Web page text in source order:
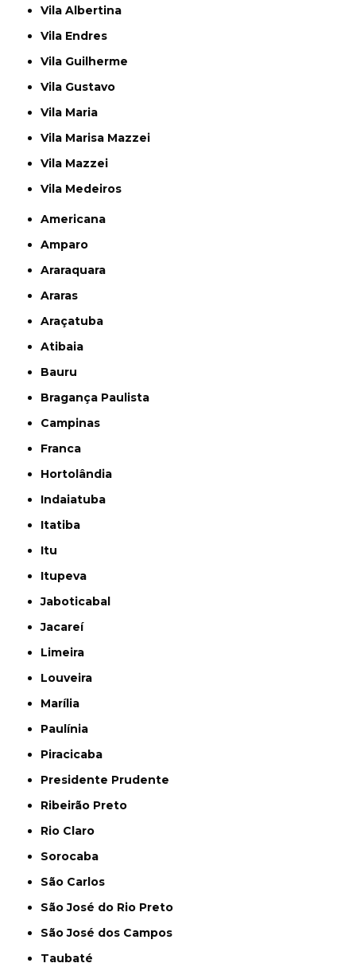
Vila Albertina
Vila Endres
Vila Guilherme
Vila Gustavo
Vila Maria
Vila Marisa Mazzei
Vila Mazzei
Vila Medeiros
Americana
Amparo
Araraquara
Araras
Araçatuba
Atibaia
Bauru
Bragança Paulista
Campinas
Franca
Hortolândia
Indaiatuba
Itatiba
Itu
Itupeva
Jaboticabal
Jacareí
Limeira
Louveira
Marília
Paulínia
Piracicaba
Presidente Prudente
Ribeirão Preto
Rio Claro
Sorocaba
São Carlos
São José do Rio Preto
São José dos Campos
Taubaté